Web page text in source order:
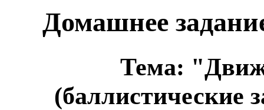
Домашнее
Тема:
(баллистические